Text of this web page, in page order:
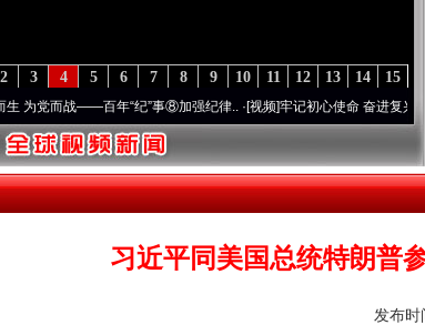
15
14
13
12
11
10
9
8
7
6
5
4
3
2
而战——百年“纪”事⑧加强纪律..·[视频]牢记初心使命 奋进复兴征程丨“
习近平同美国总统特朗普
发布
谢谢有你温暖了四季